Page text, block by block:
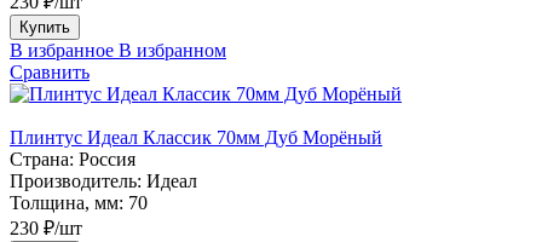
Купить
В избранное В избранном
Сравнить
Плинтус Идеал Классик 70мм Дуб Морёный
Страна: Россия
Производитель: Идеал
Толщина, мм: 70
230 ₽/шт